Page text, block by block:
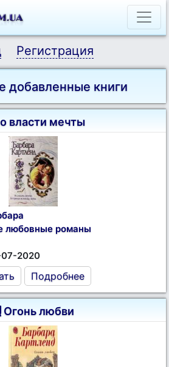
Регистрация
добавленные книги
власти мечты
любовные романы
2020
Подробнее
Огонь любви